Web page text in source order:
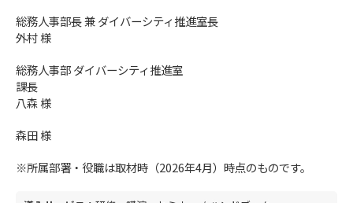
総務人事部長 兼 ダイバーシティ推進室長
外村 様
総務人事部 ダイバーシティ推進室
課長
八森 様
森田 様
※所属部署・役職は取材時（2026年4月）時点のものです。